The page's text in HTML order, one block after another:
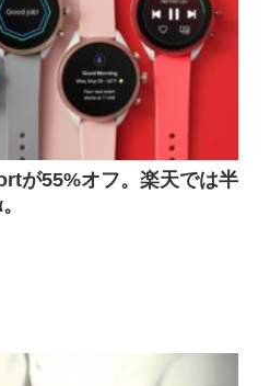
が55%オフ。楽天では半